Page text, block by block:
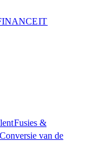
IT​​
Fusies &
Conversie van de